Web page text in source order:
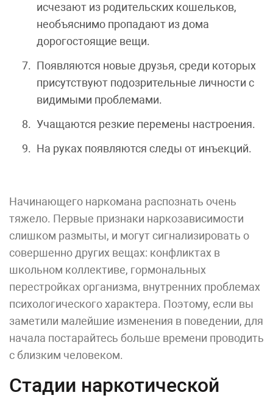
исчезают из родительских кошельков,
необъяснимо пропадают из дома
дорогостоящие вещи.
Появляются новые друзья, среди которых
присутствуют подозрительные личности с
видимыми проблемами.
Учащаются резкие перемены настроения.
На руках появляются следы от инъекций.
Начинающего наркомана распознать очень
тяжело. Первые признаки наркозависимости
слишком размыты, и могут сигнализировать о
совершенно других вещах: конфликтах в
школьном коллективе, гормональных
перестройках организма, внутренних проблемах
психологического характера. Поэтому, если вы
заметили малейшие изменения в поведении, для
начала постарайтесь больше времени проводить
с близким человеком.
Стадии наркотической